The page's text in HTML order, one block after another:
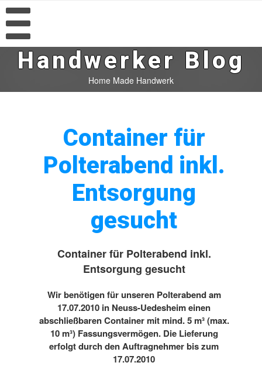
Handwerker Blog
Home Made Handwerk
Container für
Polterabend inkl.
Entsorgung
gesucht
Container für Polterabend inkl.
Entsorgung gesucht
Wir benötigen für unseren Polterabend am
17.07.2010 in Neuss-Uedesheim einen
abschließbaren Container mit mind. 5 m³ (max.
10 m³) Fassungsvermögen. Die Lieferung
erfolgt durch den Auftragnehmer bis zum
17.07.2010